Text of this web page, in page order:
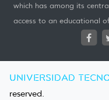
which has among its
access to an educational
UNIVERSIDAD
reserved.